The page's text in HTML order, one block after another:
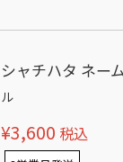
シャチハタ ネー
ル
¥3,600 税込